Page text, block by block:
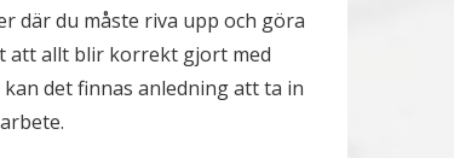
där du måste riva upp och göra
att allt blir korrekt gjort med
det finnas anledning att ta in